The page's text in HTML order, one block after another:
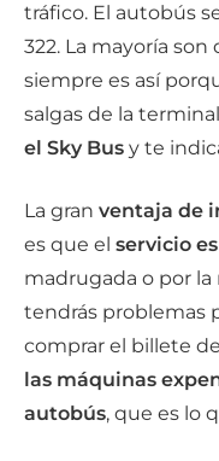
tráfico. El autobús
322. La mayoría
siempre es así
salgas de la
el Sky Bus y te
La gran ventaja de
es que el servicio
madrugada o por la
tendrás problemas
comprar el billete
las máquinas
autobús, que es lo